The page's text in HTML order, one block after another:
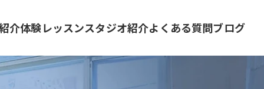
介体験レッスンスタジオ紹介よくある質問ブログ